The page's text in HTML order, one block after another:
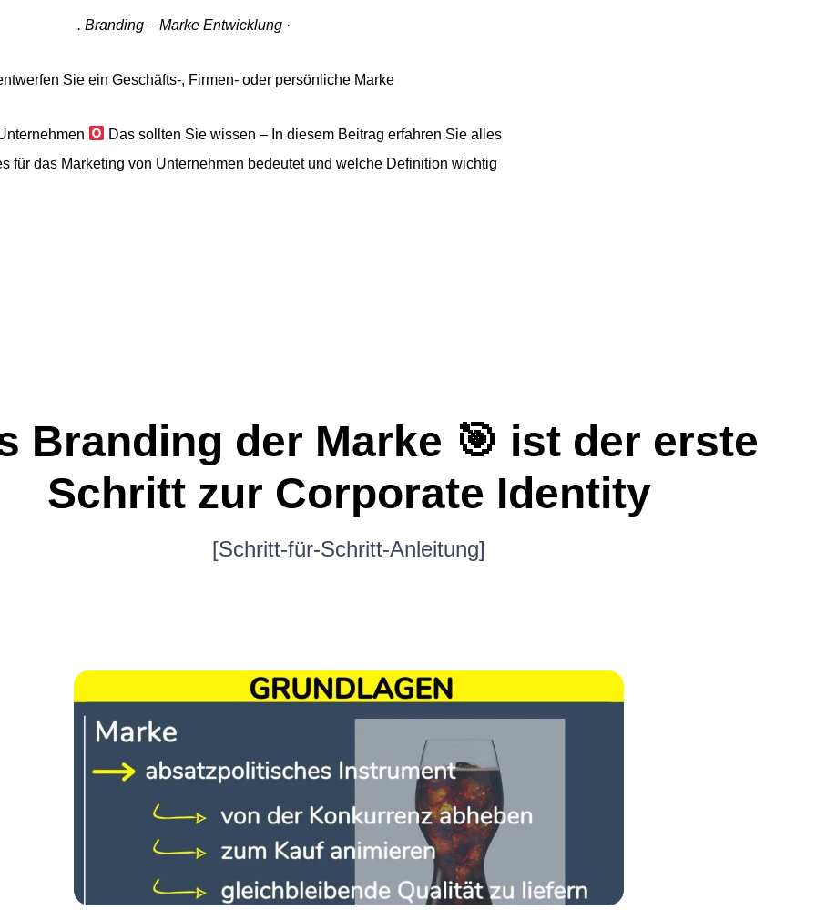
. Branding – Marke Entwicklung ·
Sie ein Geschäfts-, Firmen- oder persönliche Marke
Das sollten Sie wissen – In diesem Beitrag erfahren Sie alles
für das Marketing von Unternehmen bedeutet und welche Definition wichtig
Branding der Marke 🎯 ist der erste
Schritt zur Corporate Identity
[Schritt-für-Schritt-Anleitung]